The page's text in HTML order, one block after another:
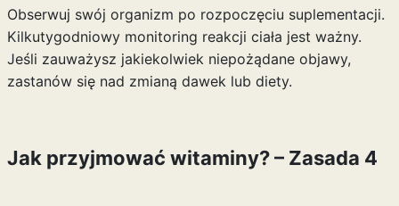
Obserwuj swój organizm po rozpoczęciu suplementacji.
Kilkutygodniowy monitoring reakcji ciała jest ważny.
Jeśli zauważysz jakiekolwiek niepożądane objawy,
zastanów się nad zmianą dawek lub diety.
Jak przyjmować witaminy? – Zasada 4